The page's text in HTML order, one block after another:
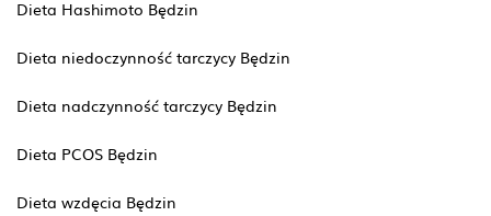
Dieta Hashimoto Będzin
Dieta niedoczynność tarczycy Będzin
Dieta nadczynność tarczycy Będzin
Dieta PCOS Będzin
Dieta wzdęcia Będzin